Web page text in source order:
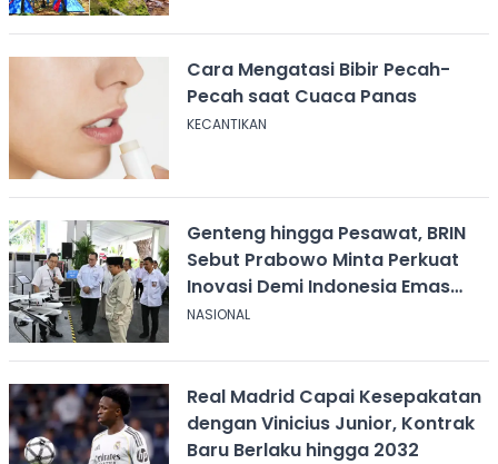
Cara Mengatasi Bibir Pecah-
Pecah saat Cuaca Panas
KECANTIKAN
Genteng hingga Pesawat, BRIN
Sebut Prabowo Minta Perkuat
Inovasi Demi Indonesia Emas
2045
NASIONAL
Real Madrid Capai Kesepakatan
dengan Vinicius Junior, Kontrak
Baru Berlaku hingga 2032